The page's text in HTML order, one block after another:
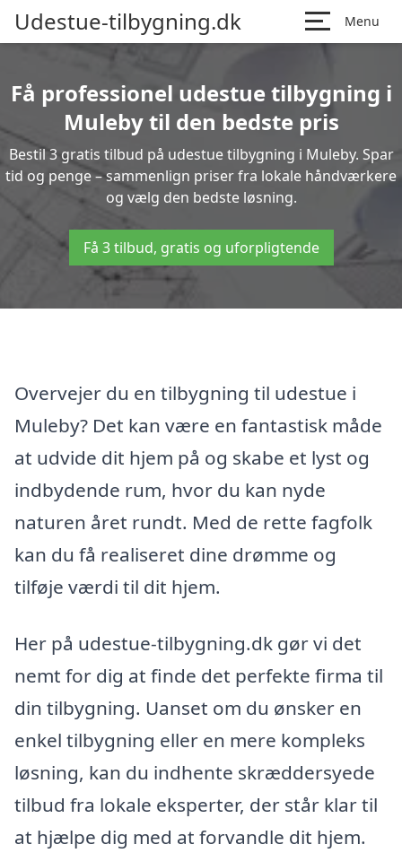
Udestue-tilbygning.dk Menu
Få professionel udestue tilbygning i
Muleby til den bedste pris
Bestil 3 gratis tilbud på udestue tilbygning i Muleby. Spar
tid og penge – sammenlign priser fra lokale håndværkere
og vælg den bedste løsning.
Få 3 tilbud, gratis og uforpligtende
Overvejer du en tilbygning til udestue i
Muleby? Det kan være en fantastisk måde
at udvide dit hjem på og skabe et lyst og
indbydende rum, hvor du kan nyde
naturen året rundt. Med de rette fagfolk
kan du få realiseret dine drømme og
tilføje værdi til dit hjem.
Her på udestue-tilbygning.dk gør vi det
nemt for dig at finde det perfekte firma til
din tilbygning. Uanset om du ønsker en
enkel tilbygning eller en mere kompleks
løsning, kan du indhente skræddersyede
tilbud fra lokale eksperter, der står klar til
at hjælpe dig med at forvandle dit hjem.